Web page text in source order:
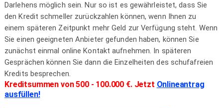
Darlehens möglich sein. Nur so ist es gewährleistet, dass Sie
den Kredit schmeller zurückzahlen können, wenn Ihnen zu
einem späteren Zeitpunkt mehr Geld zur Verfügung steht. Wenn
Sie einen geeigneten Anbieter gefunden haben, können Sie
zunächst einmal online Kontakt aufnehmen. In späteren
Gesprächen können Sie dann die Einzelheiten des schufafreien
Kredits besprechen.
Kreditsummen von 500 - 100.000 €. Jetzt Onlineantrag
ausfüllen!